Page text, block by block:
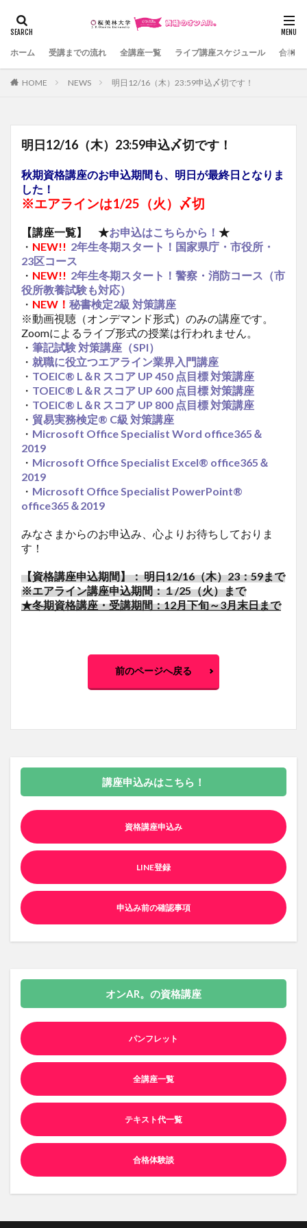
ホーム 受講までの流れ 全講座一覧 ライブ講座スケジュール 合格体
HOME NEWS 明日12/16（木）23:59申込〆切です！
明日12/16（木）23:59申込〆切です！
秋期資格講座のお申込期間も、明日が最終日となりま
した！
※エアラインは1/25（火）〆切
【講座一覧】 ★お申込はこちらから！ ★
・ NEW!! 2年生冬期スタート！国家県庁・市役所・
23区コース
・ NEW!! 2年生冬期スタート！警察・消防コース（市
役所教養試験も対応）
・ NEW ！ 秘書検定2級 対策講座
※動画視聴（オンデマンド形式）のみの講座です。
Zoomによるライブ形式の授業は行われません。
・ 筆記試験対策講座（SPI）
・ 就職に役立つエアライン業界入門講座
・ TOEIC® L ＆R スコア UP 450 点目標対策講座
・ TOEIC® L ＆R スコア UP 600 点目標対策講座
・ TOEIC® L ＆R スコア UP 800 点目標対策講座
・ 貿易実務検定® C級 対策講座
・ Microsoft Office Specialist Word office365 ＆
2019
・ Microsoft Office Specialist Excel® office365 ＆
2019
・ Microsoft Office Specialist PowerPoint®
office365 ＆2019
みなさまからのお申込み、心よりお待ちしておりま
す！
【資格講座申込期間】： 明日12/16（木）23：59まで
※エアライン講座申込期間：１/25（火）まで
★冬期資格講座・受講期間：12月下旬～3月末日まで
前のページへ戻る
講座申込みはこちら！
資格講座申込み
LINE登録
申込み前の確認事項
オンAR。の資格講座
パンフレット
全講座一覧
テキスト代一覧
合格体験談
カテゴリー